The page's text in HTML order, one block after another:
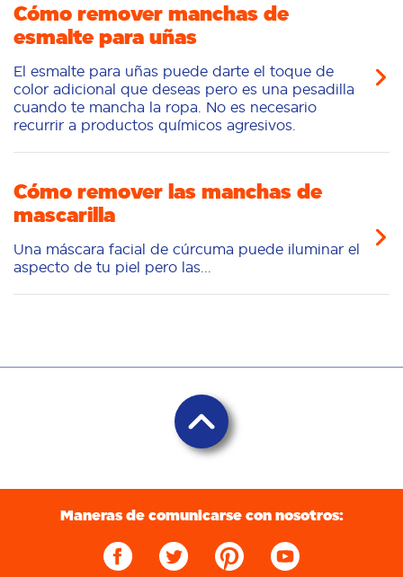
Cómo remover manchas de
esmalte para uñas
El esmalte para uñas puede darte el toque de
color adicional que deseas pero es una pesadilla
cuando te mancha la ropa. No es necesario
recurrir a productos químicos agresivos.
Cómo remover las manchas de
mascarilla
Una máscara facial de cúrcuma puede iluminar el
aspecto de tu piel pero las...
Maneras de comunicarse con nosotros: